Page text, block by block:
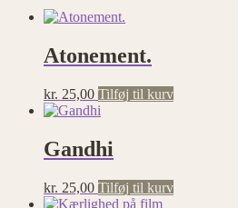
Atonement.
kr. 25,00 Tilføj til kurv
Gandhi
kr. 25,00 Tilføj til kurv